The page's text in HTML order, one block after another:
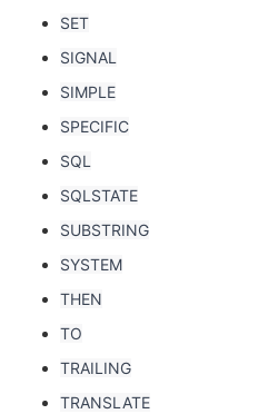
SET
SIGNAL
SIMPLE
SPECIFIC
SQL
SQLSTATE
SUBSTRING
SYSTEM
THEN
TO
TRAILING
TRANSLATE